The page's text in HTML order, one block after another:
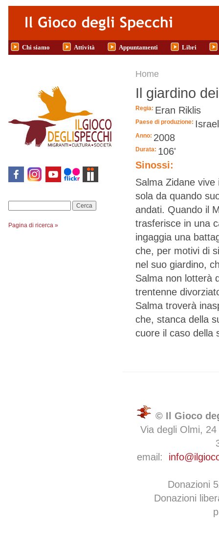
Salta al contenuto principale
Chi siamo Attività Appuntamenti Libri
Pagina di ricerca »
Tu sei qui
Home
Il giardino
Regia: Eran Riklis
Paese di produzione:
Anno: 2008
Durata: 106'
Sinossi:
Salma Zidane
sola da quando
andati. Quando il
trasferisce in una
ingaggia una
che, per motivi di
nel suo giardino,
Salma non lotterà
trentenne
Salma troverà
che, stanca della
cuore il caso della
© Il Gioco
Via degli Olmi,
email:
Donazioni
Donazioni